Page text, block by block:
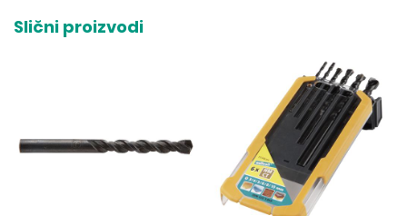
Slični proizvodi